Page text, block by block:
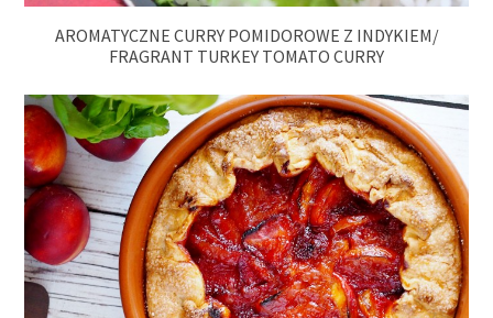
AROMATYCZNE CURRY POMIDOROWE Z INDYKIEM/
FRAGRANT TURKEY TOMATO CURRY